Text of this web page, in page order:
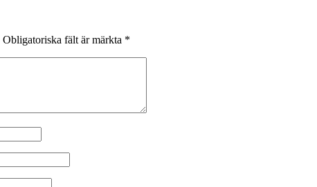
Obligatoriska fält är märkta *